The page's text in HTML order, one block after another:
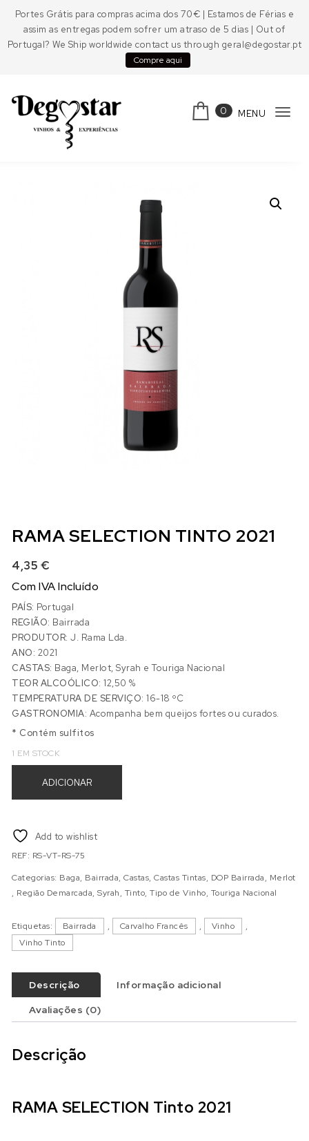
Portes Grátis para compras acima dos 70€ | Estamos de Férias e
assim as entregas podem sofrer um atraso de 5 dias | Out of
Portugal? We Ship worldwide contact us through geral@degostar.pt
Compre aqui
0 MENU
RAMA SELECTION TINTO 2021
4,35 €
Com IVA Incluído
PAÍS: Portugal
REGIÃO: Bairrada
PRODUTOR: J. Rama Lda.
ANO: 2021
CASTAS: Baga, Merlot, Syrah e Touriga Nacional
TEOR ALCOÓLICO:12,50 %
TEMPERATURA DE SERVIÇO: 16-18 ºC
GASTRONOMIA: Acompanha bem queijos fortes ou curados.
* Contém sulfitos
1 EM STOCK
ADICIONAR
Add to wishlist
REF: RS-VT-RS-75
Categorias: Baga, Bairrada,Castas,Castas Tintas, DOP Bairrada, Merlot
, Região Demarcada,Syrah, Tinto,Tipo de Vinho, Touriga Nacional
Etiquetas: Bairrada , Carvalho Francês , Vinho
,
Vinho Tinto
Descrição
Informação adicional
Avaliações (0)
Descrição
RAMA SELECTION Tinto 2021